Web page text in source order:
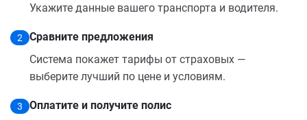
Укажите данные вашего транспорта и водителя.
2
Сравните предложения
Система покажет тарифы от страховых —
выберите лучший по цене и условиям.
3
Оплатите и получите полис